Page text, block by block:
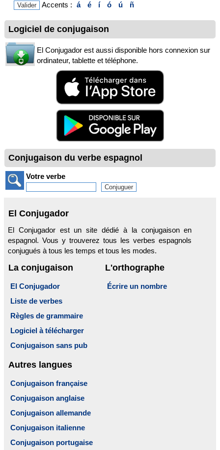
Accents : á é í ó ú ñ
Logiciel de conjugaison
El Conjugador est aussi disponible hors connexion sur
ordinateur, tablette et téléphone.
Conjugaison du verbe espagnol
Votre verbe
El Conjugador
El Conjugador est un site dédié à la conjugaison en
espagnol. Vous y trouverez tous les verbes espagnols
conjugués à tous les temps et tous les modes.
La conjugaison
El Conjugador
Liste de verbes
Règles de grammaire
Logiciel à télécharger
Conjugaison sans pub
L'orthographe
Écrire un nombre
Autres langues
Conjugaison française
Conjugaison anglaise
Conjugaison allemande
Conjugaison italienne
Conjugaison portugaise